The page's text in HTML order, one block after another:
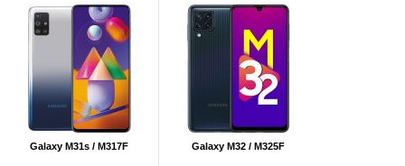
Galaxy M31s / M317F Galaxy M32 / M325F